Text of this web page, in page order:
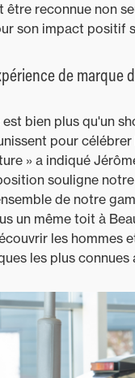
être reconnue non
son impact positif
de marque
bien plus qu'un
pour
» a indiqué
souligne
de notre
un même toit à
les hommes
les plus